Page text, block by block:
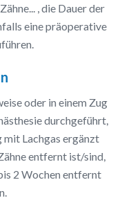
, die Dauer der
eine präoperative
oder in einem Zug
durchgeführt,
mit Lachgas ergänzt
entfernt ist/sind,
2 Wochen entfernt